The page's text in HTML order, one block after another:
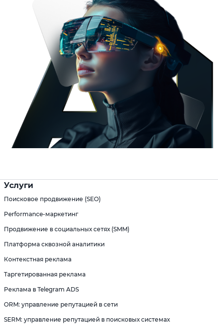
Услуги
Поисковое продвижение (SEO)
Performance-маркетинг
Продвижение в социальных сетях (SMM)
Платформа сквозной аналитики
Контекстная реклама
Таргетированная реклама
Реклама в Telegram ADS
ORM: управление репутацией в сети
SERM: управление репутацией в поисковых системах